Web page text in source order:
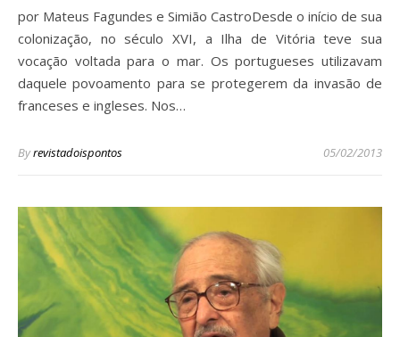
por Mateus Fagundes e Simião CastroDesde o início de sua
colonização, no século XVI, a Ilha de Vitória teve sua
vocação voltada para o mar. Os portugueses utilizavam
daquele povoamento para se protegerem da invasão de
franceses e ingleses. Nos…
Byrevistadoispontos 05/02/2013